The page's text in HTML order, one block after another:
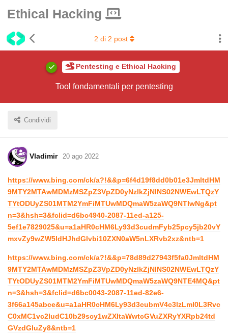
Ethical Hacking
Pentesting e Ethical Hacking
Tool fondamentali per pentesting
Condividi
2 di 2 post
Vladimir 20 ago 2022
https://www.bing.com/ck/a?!&&p=6f4d19f8dd0b01e3JmltdHM
9MTY2MTAwMDMzMSZpZ3VpZD0yNzlkZjNlNS02NWEwLTQzY
TYtODUyZS01MTM2YmFiMTUwMDQmaW5zaWQ9NTIwNg&pt
n=3&hsh=3&fclid=d6bc4940-2087-11ed-a125-
5ef1e7829025&u=a1aHR0cHM6Ly93d3cudmFyb25pcy5jb20vY
mxvZy9wZW5ldHJhdGlvbi10ZXN0aW5nLXRvb2xz&ntb=1
https://www.bing.com/ck/a?!&&p=78d89d27943f5fa0JmltdHM
9MTY2MTAwMDMzMSZpZ3VpZD0yNzlkZjNlNS02NWEwLTQzY
TYtODUyZS01MTM2YmFiMTUwMDQmaW5zaWQ9NTE4MQ&pt
n=3&hsh=3&fclid=d6bc0043-2087-11ed-82e6-
3f66a145abce&u=a1aHR0cHM6Ly93d3cubmV4c3lzLml0L3Rvc
C0xMC1vc2ludC10b29scy1wZXItaWwtcGVuZXRyYXRpb24td
GVzdGluZy8&ntb=1